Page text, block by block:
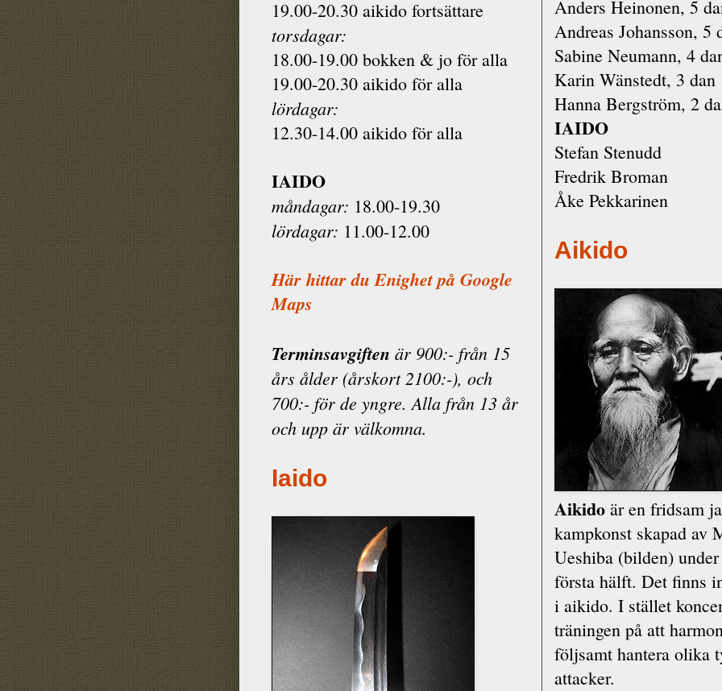
19.00-20.30 aikido fortsättare
torsdagar:
18.00-19.00 bokken & jo för alla
19.00-20.30 aikido för alla
lördagar:
12.30-14.00 aikido för alla
IAIDO
måndagar: 18.00-19.30
lördagar: 11.00-12.00
Här hittar du Enighet på Google
Maps
Terminsavgiften är 900:- från 15
års ålder (årskort 2100:-), och
700:- för de yngre. Alla från 13 år
och upp är välkomna.
Iaido
Anders Heinonen, 5
Andreas Johansson, 5
Sabine Neumann, 4
Karin Wänstedt, 3 dan
Hanna Bergström, 2
IAIDO
Stefan Stenudd
Fredrik Broman
Åke Pekkarinen
Aikido
Aikido är en fridsam
kampkonst skapad av
Ueshiba (bilden)
första hälft. Det finns
i aikido. I stället
träningen på att
följsamt hantera olika
attacker.